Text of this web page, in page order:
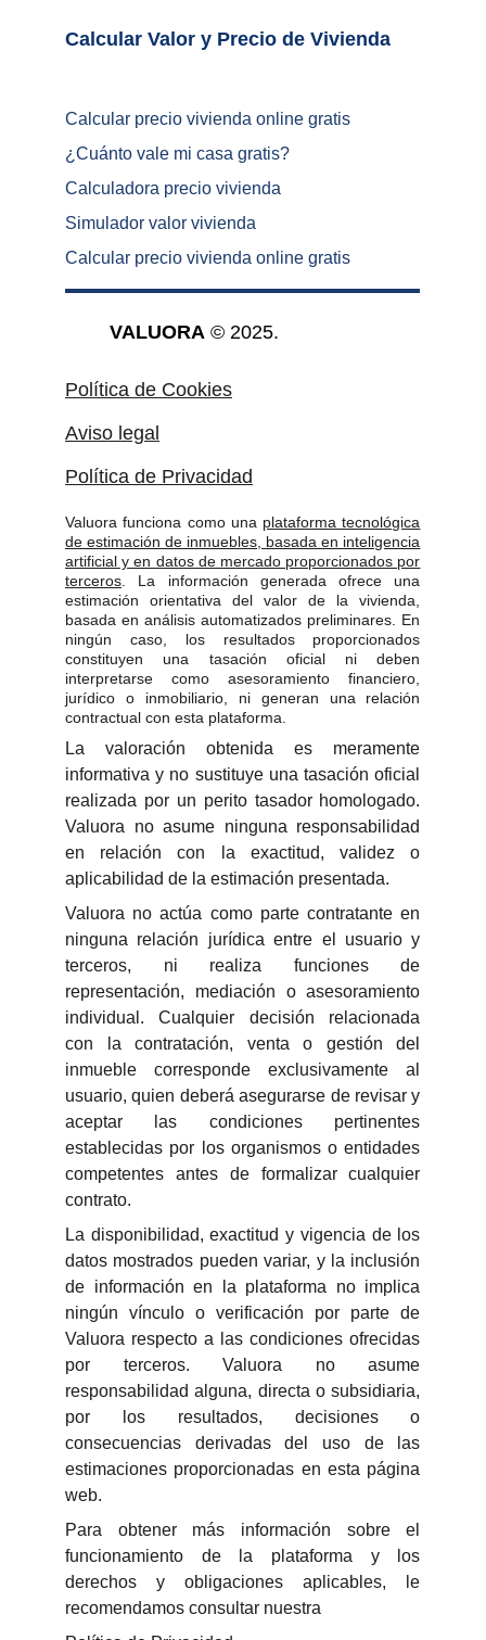
Valuora funciona como una plataforma tecnológica
de estimación de inmuebles, basada en inteligencia
artificial y en datos de mercado proporcionados por
terceros . La información generada ofrece una
estimación orientativa del valor de la vivienda,
basada en análisis automatizados preliminares. En
ningún caso, los resultados proporcionados
constituyen una tasación oficial ni deben
interpretarse como asesoramiento financiero,
jurídico o inmobiliario, ni generan una relación
contractual con esta plataforma.
La valoración obtenida es meramente
informativa y no sustituye una tasación oficial
realizada por un perito tasador homologado.
Valuora no asume ninguna responsabilidad
en relación con la exactitud, validez o
aplicabilidad de la estimación presentada.
Valuora no actúa como parte contratante en
ninguna relación jurídica entre el usuario y
terceros, ni realiza funciones de
representación, mediación o asesoramiento
individual. Cualquier decisión relacionada
con la contratación, venta o gestión del
inmueble corresponde exclusivamente al
usuario, quien deberá asegurarse de revisar y
aceptar las condiciones pertinentes
establecidas por los organismos o entidades
competentes antes de formalizar cualquier
contrato.
La disponibilidad, exactitud y vigencia de los
datos mostrados pueden variar, y la inclusión
de información en la plataforma no implica
ningún vínculo o verificación por parte de
Valuora respecto a las condiciones ofrecidas
por terceros. Valuora no asume
responsabilidad alguna, directa o subsidiaria,
por los resultados, decisiones o
consecuencias derivadas del uso de las
estimaciones proporcionadas en esta página
web.
Para obtener más información sobre el
funcionamiento de la plataforma y los
derechos y obligaciones aplicables, le
recomendamos consultar nuestra
VALUORA © 2025.
Aviso legal
Política de Privacidad
Política de Cookies
Calcular precio vivienda online gratis
¿ Cuánto vale mi casa gratis?
Calculadora precio vivienda
Simulador valor vivienda
Calcular precio vivienda online gratis